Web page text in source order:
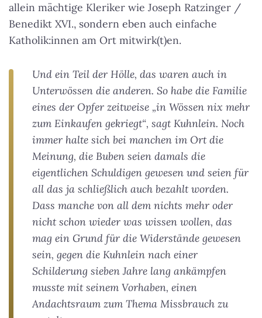
allein mächtige Kleriker wie Joseph Ratzinger /
Benedikt XVI., sondern eben auch einfache
Katholik:innen am Ort mitwirk(t)en.
Und ein Teil der Hölle, das waren auch in
Unterwössen die anderen. So habe die Familie
eines der Opfer zeitweise „in Wössen nix mehr
zum Einkaufen gekriegt“, sagt Kuhnlein. Noch
immer halte sich bei manchen im Ort die
Meinung, die Buben seien damals die
eigentlichen Schuldigen gewesen und seien für
all das ja schließlich auch bezahlt worden.
Dass manche von all dem nichts mehr oder
nicht schon wieder was wissen wollen, das
mag ein Grund für die Widerstände gewesen
sein, gegen die Kuhnlein nach einer
Schilderung sieben Jahre lang ankämpfen
musste mit seinem Vorhaben, einen
Andachtsraum zum Thema Missbrauch zu